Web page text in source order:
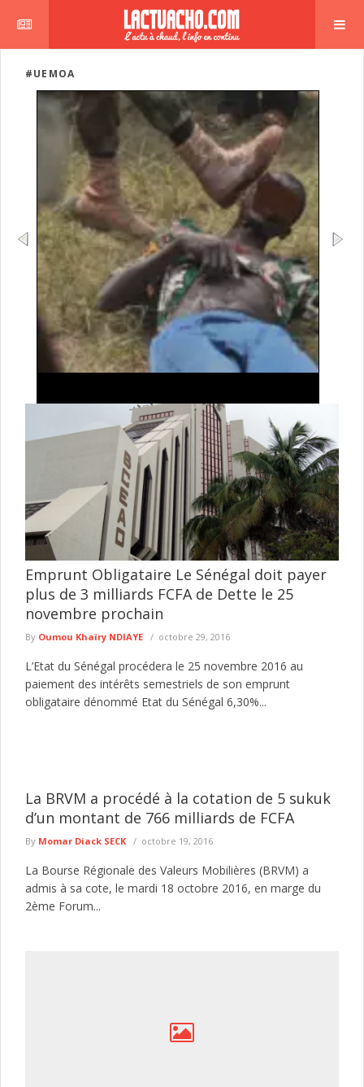
#UEMOA
Un homme soupçonné d’avoir tenté de voler du bétail dans une
concession à Saré-Moussa, dans le département de Kolda, a ...
Emprunt Obligataire Le Sénégal doit payer
plus de 3 milliards FCFA de Dette le 25
novembre prochain
By Oumou Khaïry NDIAYE octobre 29, 2016
L’Etat du Sénégal procédera le 25 novembre 2016 au
paiement des intérêts semestriels de son emprunt
obligataire dénommé Etat du Sénégal 6,30%...
La BRVM a procédé à la cotation de 5 sukuk
d’un montant de 766 milliards de FCFA
By Momar Diack SECK octobre 19, 2016
La Bourse Régionale des Valeurs Mobilières (BRVM) a
admis à sa cote, le mardi 18 octobre 2016, en marge du
2ème Forum...